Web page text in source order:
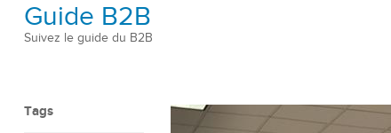
Guide B2B
Suivez le guide du B2B
Tags